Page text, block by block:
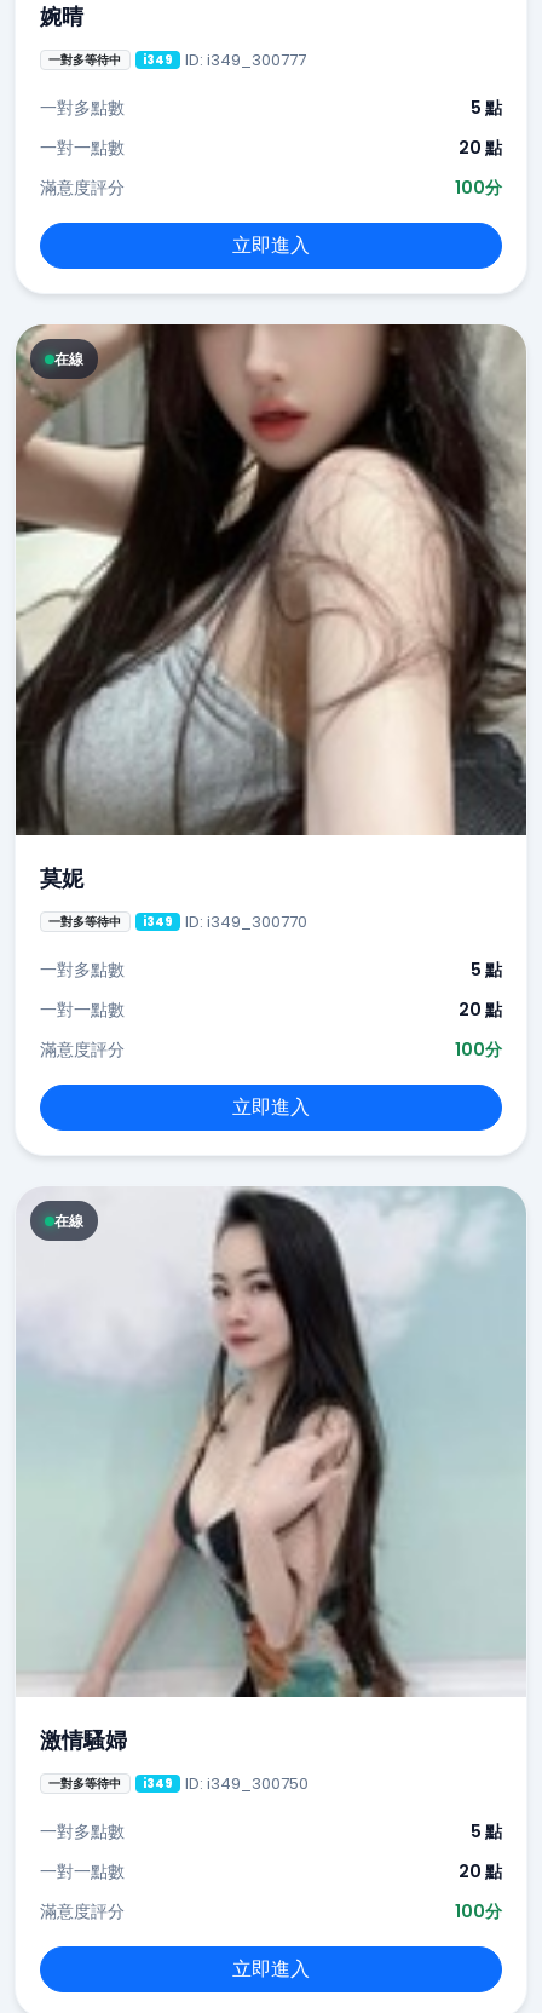
婉晴
一對多等待中 i349 ID: i349_300777
一對多點數
5 點
一對一點數
20 點
滿意度評分
100分
立即進入
在線
莫妮
一對多等待中 i349 ID: i349_300770
一對多點數
5 點
一對一點數
20 點
滿意度評分
100分
立即進入
在線
激情騷婦
一對多等待中 i349 ID: i349_300750
一對多點數
5 點
一對一點數
20 點
滿意度評分
100分
立即進入